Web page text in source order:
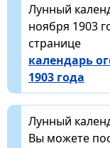
Лунный
ноября 1903
странице
календарь
1903 года
Лунный
Вы можете